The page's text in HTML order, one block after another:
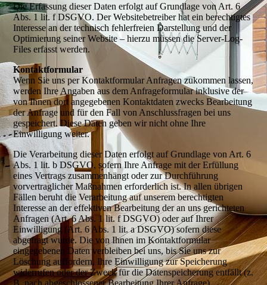
Die Erfassung dieser Daten erfolgt auf Grundlage von Art. 6
Abs. 1 lit. f DSGVO. Der Websitebetreiber hat ein berechtigtes
Interesse an der technisch fehlerfreien Darstellung und der
Optimierung seiner Website – hierzu müssen die Server-Log-
Files erfasst werden.
Kontaktformular
Wenn Sie uns per Kontaktformular Anfragen zukommen lassen,
werden Ihre Angaben aus dem Anfrageformular inklusive der
von Ihnen dort angegebenen Kontaktdaten zwecks Bearbeitung
der Anfrage und für den Fall von Anschlussfragen bei uns
gespeichert. Diese Daten geben wir nicht ohne Ihre
Einwilligung weiter.
Die Verarbeitung dieser Daten erfolgt auf Grundlage von Art. 6
Abs. 1 lit. b DSGVO, sofern Ihre Anfrage mit der Erfüllung
eines Vertrags zusammenhängt oder zur Durchführung
vorvertraglicher Maßnahmen erforderlich ist. In allen übrigen
Fällen beruht die Verarbeitung auf unserem berechtigten
Interesse an der effektiven Bearbeitung der an uns gerichteten
Anfragen (Art. 6 Abs. 1 lit. f DSGVO) oder auf Ihrer
Einwilligung (Art. 6 Abs. 1 lit. a DSGVO) sofern diese
abgefragt wurde. Die von Ihnen im Kontaktformular
eingegebenen Daten verbleiben bei uns, bis Sie uns zur
Löschung auffordern, Ihre Einwilligung zur Speicherung
widerrufen oder der Zweck für die Datenspeicherung entfällt (z.
B. nach abgeschlossener Bearbeitung Ihrer Anfrage).